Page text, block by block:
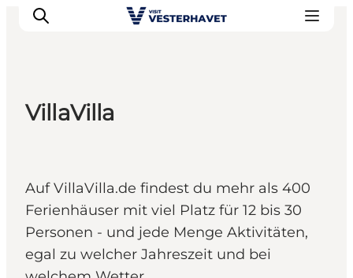
Unsere Städte
Essen & Übernachtung
Tickets kaufen
Plane deine Reise
VillaVilla
Auf VillaVilla.de findest du mehr als 400
Ferienhäuser mit viel Platz für 12 bis 30
Personen - und jede Menge Aktivitäten,
egal zu welcher Jahreszeit und bei